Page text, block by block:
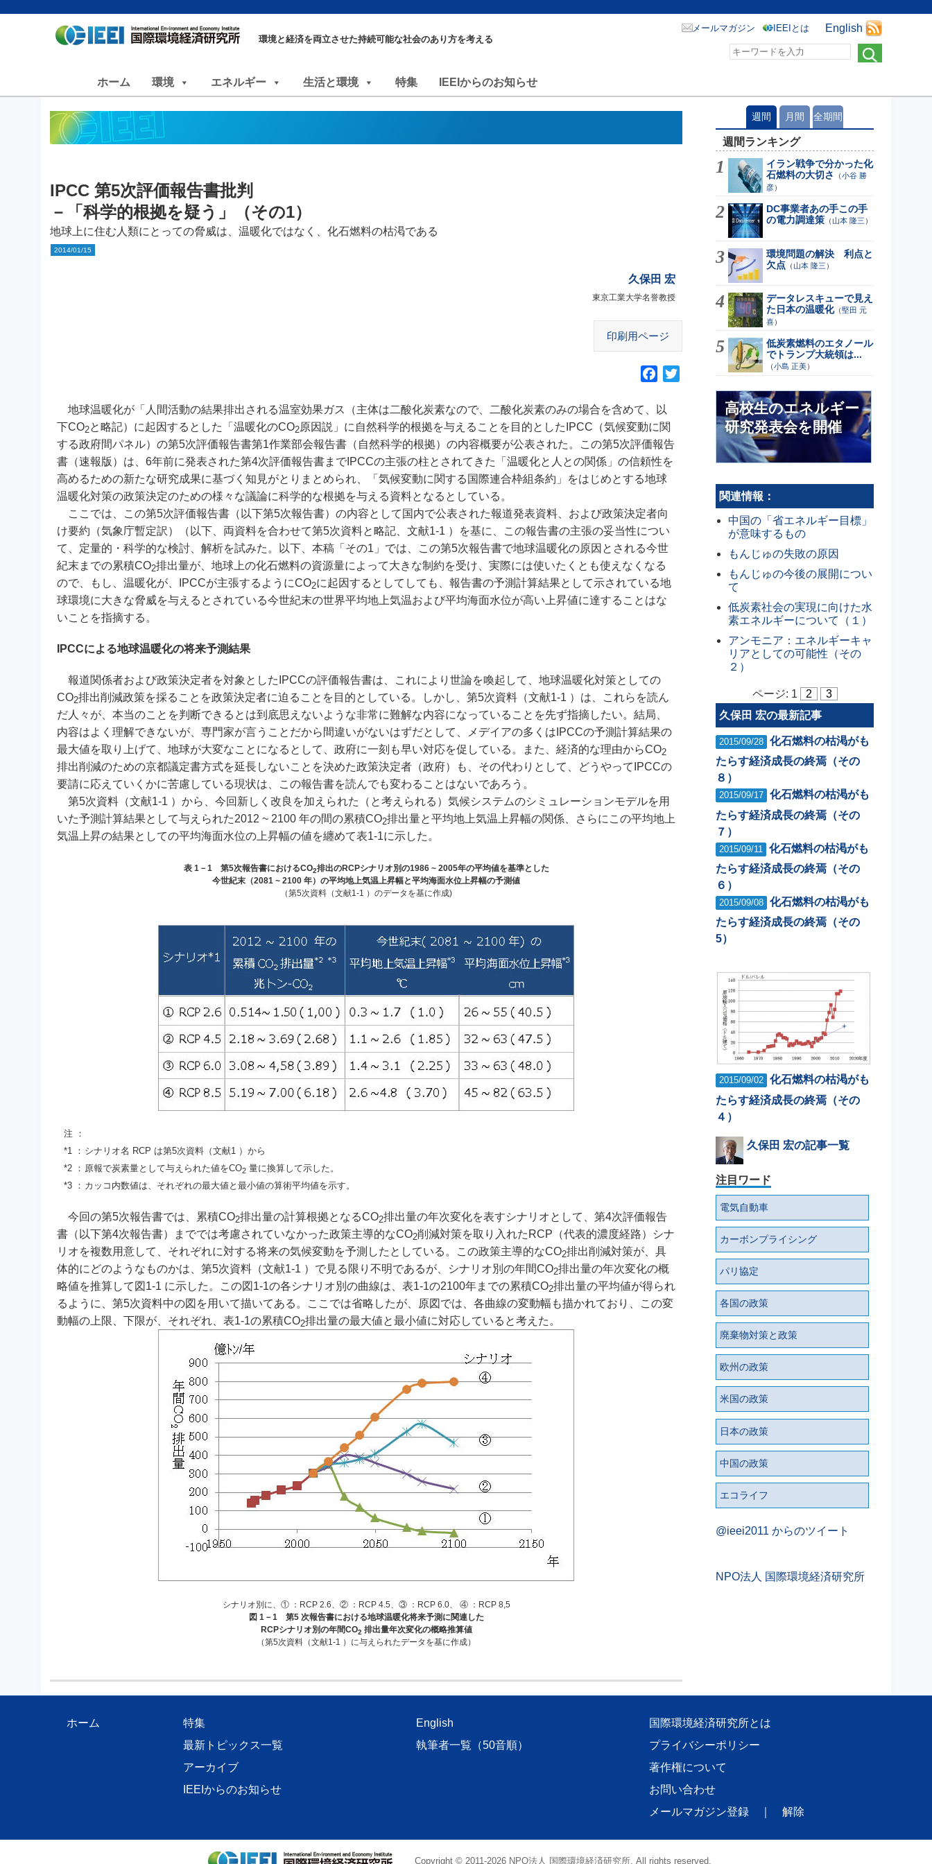
環境と経済を両立させた持続可能な社会のあり方を考える
English
メールマガジン IEEIとは
ホーム 環境 エネルギー 生活と環境 特集 IEEIからのお知らせ
IPCC 第5次評価報告書批判
－「科学的根拠を疑う」（その1）
地球上に住む人類にとっての脅威は、温暖化ではなく、化石燃料の枯渇である
2014/01/15
久保田 宏
東京工業大学名誉教授
印刷用ページ
c
e
b
o
o
地球温暖化が「人間活動の結果排出される温室効果ガス（主体は二酸化炭素なので、二酸化炭素のみの場合を含めて、以
下CO2と略記）に起因するとした「温暖化のCO2原因説」に自然科学的根拠を与えることを目的としたIPCC（気候変動に関
する政府間パネル）の第5次評価報告書第1作業部会報告書（自然科学的根拠）の内容概要が公表された。
この第5次評価報告
書（速報版）は、6年前に発表された第4次評価報告書までIPCCの主張の柱とされてきた「温暖化と人との関係」の信頼性を
高めるための新たな研究成果に基づく知見がとりまとめられ、「気候変動に関する国際連合枠組条約」をはじめとする地球
温暖化対策の政策決定のための様々な議論に科学的な根拠を与える資料となるとしている。
ここでは、この第5次評価報告書（以下第5次報告書）の内容として国内で公表された報道発表資料、および政策決定者向
け要約（気象庁暫定訳）（以下、両資料を合わせて第5次資料と略記、文献1-1 ）を基に、この報告書の主張の妥当性につい
て、定量的・科学的な検討、解析を試みた。以下、本稿「その1」では、この第5次報告書で地球温暖化の原因とされる今世
紀末までの累積CO2排出量が、地球上の化石燃料の資源量によって大きな制約を受け、実際には使いたくとも使えなくなる
ので、もし、温暖化が、IPCCが主張するようにCO2に起因するとしてしても、報告書の予測計算結果として示されている地
球環境に大きな脅威を与えるとされている今世紀末の世界平均地上気温および平均海面水位が高い上昇値に達することはな
いことを指摘する。
IPCCによる地球温暖化の将来予測結果
報道関係者および政策決定者を対象としたIPCCの評価報告書は、これにより世論を喚起して、地球温暖化対策としての
CO2排出削減政策を採ることを政策決定者に迫ることを目的としている。しかし、第5次資料（文献1-1 ）は、これらを読ん
だ人々が、本当のことを判断できるとは到底思えないような非常に難解な内容になっていることを先ず指摘したい。結局、
内容はよく理解できないが、専門家が言うことだから間違いがないはずだとして、メデイアの多くはIPCCの予測計算結果の
最大値を取り上げて、地球が大変なことになるとして、政府に一刻も早い対応を促している。また、経済的な理由からCO2
排出削減のための京都議定書方式を延長しないことを決めた政策決定者（政府）も、その代わりとして、どうやってIPCCの
要請に応えていくかに苦慮している現状は、この報告書を読んでも変わることはないであろう。
第5次資料（文献1-1 ）から、今回新しく改良を加えられた（と考えられる）気候システムのシミュレーションモデルを用
いた予測計算結果として与えられた2012 ~ 2100 年の間の累積CO2排出量と平均地上気温上昇幅の関係、さらにこの平均地上
気温上昇の結果としての平均海面水位の上昇幅の値を纏めて表1-1に示した。
表 1－1 第5次報告書におけるCO2排出のRCPシナリオ別の1986 ~ 2005年の平均値を基準とした
今世紀末（2081 ~ 2100 年）の平均地上気温上昇幅と平均海面水位上昇幅の予測値
（第5次資料（文献1-1 ）のデータを基に作成)
注 ：
*1 ： シナリオ名 RCP は第5次資料（文献1 ）から
*2 ： 原報で炭素量として与えられた値をCO2 量に換算して示した。
*3 ： カッコ内数値は、それぞれの最大値と最小値の算術平均値を示す。
今回の第5次報告書では、累積CO2排出量の計算根拠となるCO2排出量の年次変化を表すシナリオとして、第4次評価報告
書（以下第4次報告書）まででは考慮されていなかった政策主導的なCO2削減対策を取り入れたRCP（代表的濃度経路）シナ
リオを複数用意して、それぞれに対する将来の気候変動を予測したとしている。この政策主導的なCO2排出削減対策が、具
体的にどのようなものかは、第5次資料（文献1-1 ）で見る限り不明であるが、シナリオ別の年間CO2排出量の年次変化の概
略値を推算して図1-1 に示した。この図1-1の各シナリオ別の曲線は、表1-1の2100年までの累積CO2排出量の平均値が得られ
るように、第5次資料中の図を用いて描いてある。ここでは省略したが、原図では、各曲線の変動幅も描かれており、この変
動幅の上限、下限が、それぞれ、表1-1の累積CO2排出量の最大値と最小値に対応していると考えた。
シナリオ別に、① ：RCP 2.6、② ：RCP 4.5、③ ：RCP 6.0、 ④ ：RCP 8,5
図 1－1 第5 次報告書における地球温暖化将来予測に関連した
RCPシナリオ別の年間CO2 排出量年次変化の概略推算値
（第5次資料（文献1-1 ）に与えられたデータを基に作成）
週間 月間 全期間
週間ランキング
イラン戦争で分かった化
石燃料の大切さ
（小谷 勝
彦）
DC事業者あの手この手
の電力調達策 （山本 隆三 ）
環境問題の解決 利点と
欠点 （山本 隆三 ）
データレスキューで見え
た日本の温暖化（堅田 元
喜）
低炭素燃料のエタノール
でトランプ大統領は...
（小島 正美）
高校生のエネルギー
研究発表会を開催
関連情報：
中国の「省エネルギー目標」
が意味するもの
もんじゅの失敗の原因
もんじゅの今後の展開につい
て
低炭素社会の実現に向けた水
素エネルギーについて（１）
アンモニア：エネルギーキャ
リアとしての可能性（その
２）
ページ: 1 2
3
久保田 宏の最新記事
2015/09/28 化石燃料の枯渇がも
たらす経済成長の終焉（その
８）
2015/09/17 化石燃料の枯渇がも
たらす経済成長の終焉（その
７）
2015/09/11
化石燃料の枯渇がも
たらす経済成長の終焉（その
６）
2015/09/08 化石燃料の枯渇がも
たらす経済成長の終焉（その
5）
2015/09/02 化石燃料の枯渇がも
たらす経済成長の終焉（その
４）
久保田 宏の記事一覧
注目ワード
電気自動車
カーボンプライシング
パリ協定
各国の政策
廃棄物対策と政策
欧州の政策
米国の政策
日本の政策
中国の政策
エコライフ
@ieei2011 からのツイート
NPO法人 国際環境経済研究所
ホーム
特集
最新トピックス一覧
アーカイブ
IEEIからのお知らせ
English
執筆者一覧（50音順）
国際環境経済研究所とは
プライバシーポリシー
著作権について
お問い合わせ
メールマガジン登録
解除
Copyright © 2011-2026 NPO法人 国際環境経済研究所. All rights reserved.